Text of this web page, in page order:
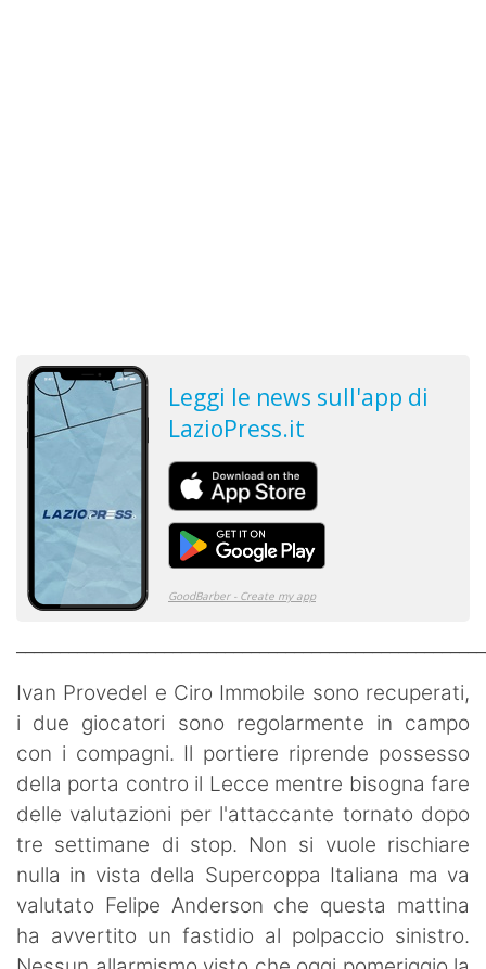
Ivan Provedel e Ciro Immobile sono recuperati,
i due giocatori sono regolarmente in campo
con i compagni. Il portiere riprende possesso
della porta contro il Lecce mentre bisogna fare
delle valutazioni per l'attaccante tornato dopo
tre settimane di stop. Non si vuole rischiare
nulla in vista della Supercoppa Italiana ma va
valutato Felipe Anderson che questa mattina
ha avvertito un fastidio al polpaccio sinistro.